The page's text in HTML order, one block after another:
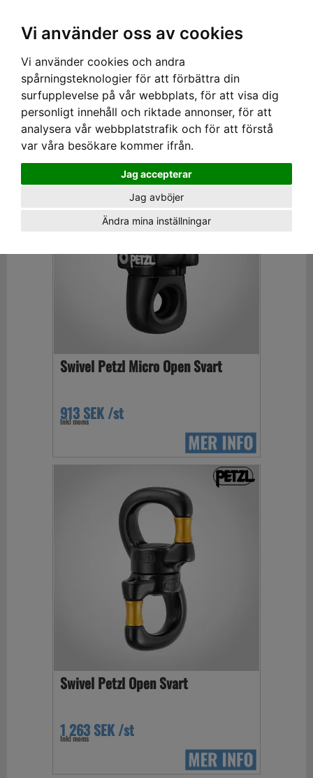
Vi använder oss av cookies
Vi använder cookies och andra
spårningsteknologier för att förbättra din
surfupplevelse på vår webbplats, för att visa dig
personligt innehåll och riktade annonser, för att
analysera vår webbplatstrafik och för att förstå
var våra besökare kommer ifrån.
Jag accepterar
Jag avböjer
Ändra mina inställningar
Hem ›PPE› RIGGING
Riggning
Visa filter
Swivel Petzl Micro Open Svart
913 SEK /st
Inkl moms
Swivel Petzl Open Svart
1 263 SEK /st
Inkl moms